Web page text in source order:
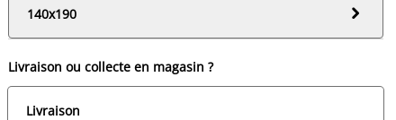
140x190

Livraison ou collecte en magasin ?
Livraison